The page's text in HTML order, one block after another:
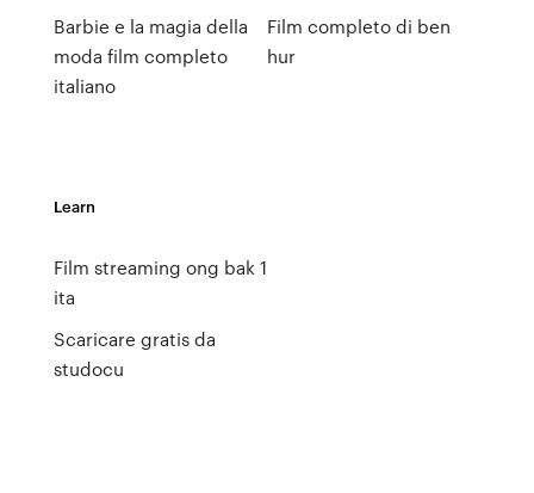
Barbie e la magia della
moda film completo
italiano
Film completo di ben
hur
Learn
Film streaming ong bak 1
ita
Scaricare gratis da
studocu